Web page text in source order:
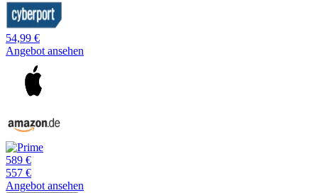
54,99 €
Angebot ansehen
589 €
557 €
Angebot ansehen